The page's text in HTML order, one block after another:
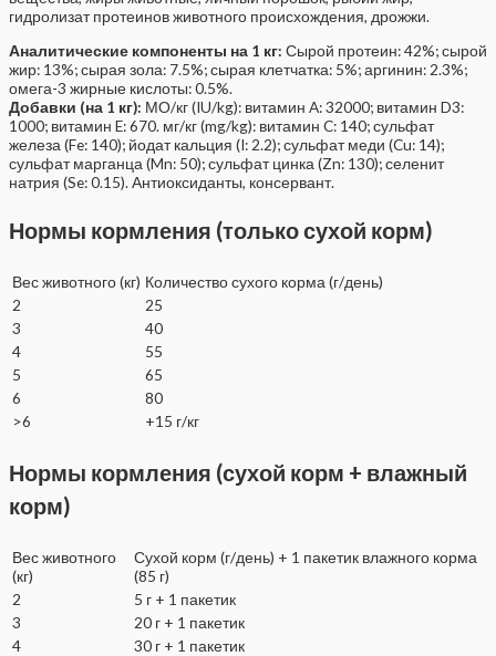
гидролизат протеинов животного происхождения, дрожжи.
Аналитические компоненты на 1 кг: Сырой протеин: 42%; сырой
жир: 13%; сырая зола: 7.5%; сырая клетчатка: 5%; аргинин: 2.3%;
омега-3 жирные кислоты: 0.5%.
Добавки (на 1 кг): МО/кг (IU/kg): витамин A: 32000; витамин D3:
1000; витамин E: 670. мг/кг (mg/kg): витамин C: 140; сульфат
железа (Fe: 140); йодат кальция (I: 2.2); сульфат меди (Cu: 14);
сульфат марганца (Mn: 50); сульфат цинка (Zn: 130); селенит
натрия (Se: 0.15). Антиоксиданты, консервант.
Нормы кормления (только сухой корм)
Вес животного (кг) Количество сухого корма (г/день)
2
25
3
40
4
55
5
65
6
80
>6
+15 г/кг
Нормы кормления (сухой корм + влажный
корм)
Вес животного
(кг)
Сухой корм (г/день) + 1 пакетик влажного корма
(85 г)
2
5 г + 1 пакетик
3
20 г + 1 пакетик
4
30 г + 1 пакетик